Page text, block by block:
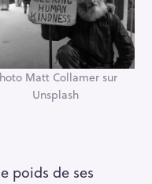
Matt Collamer sur
Unsplash
poids de ses